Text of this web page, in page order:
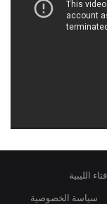
سياسة الخصوصية